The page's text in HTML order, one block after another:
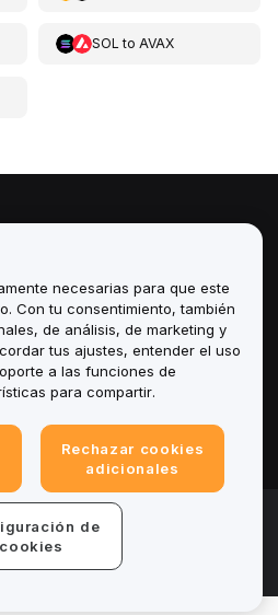
SOL to AVAX
rights reserved.
de Privacidad
preferencias de cookies
necesarias para que este
Con tu consentimiento, también
de análisis, de marketing y
tus ajustes, entender el uso
a las funciones de
para compartir.
Rechazar cookies
adicionales
de
cookies